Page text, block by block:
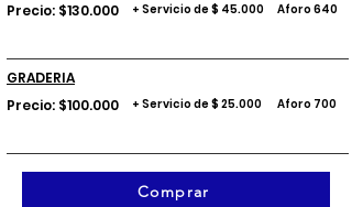
+ Servicio de $ 45.000
Precio: $130.000 Aforo 640
GRADERIA
+ Servicio de $ 25.000
Precio: $100.000 Aforo 700
Comprar